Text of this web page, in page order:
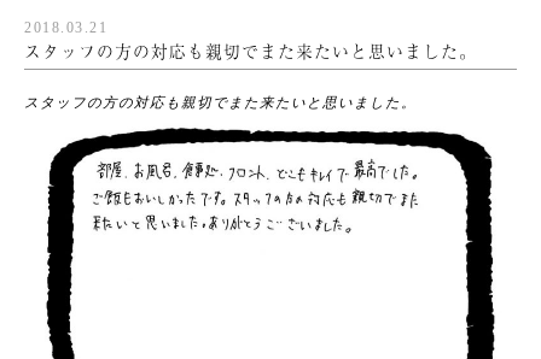
2018.03.21
スタッフの方の対応も親切でまた来たいと思いました。
スタッフの方の対応も親切でまた来たいと思いました。